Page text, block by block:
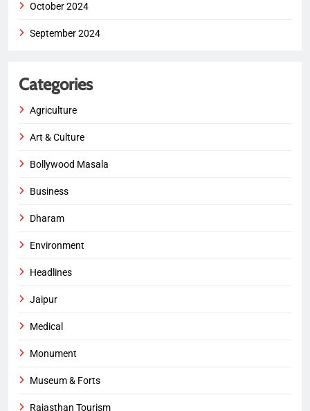
October 2024
September 2024
Categories
Agriculture
Art & Culture
Bollywood Masala
Business
Dharam
Environment
Headlines
Jaipur
Medical
Monument
Museum & Forts
Rajasthan Tourism